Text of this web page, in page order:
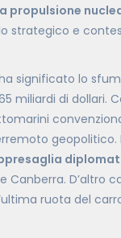
propulsione
strategico e
significato lo
miliardi di dollari.
Canberra. D’altro
ruota del